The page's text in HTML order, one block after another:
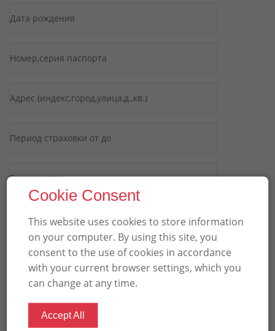
Cookie Consent
This website uses cookies to store information
on your computer. By using this site, you
consent to the use of cookies in accordance
with your current browser settings, which you
can change at any time.
Accept All